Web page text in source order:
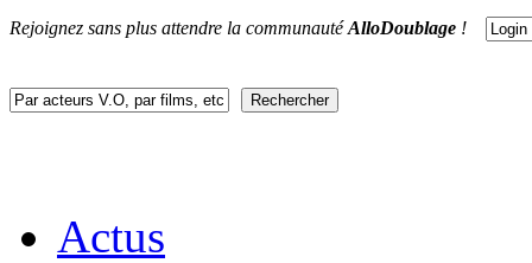
Rejoignez sans plus attendre la communautéAlloDoublage !
Actus